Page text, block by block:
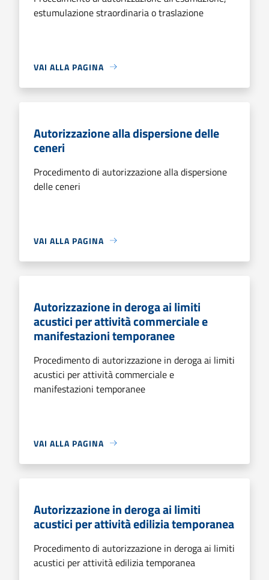
estumulazione straordinaria o traslazione
VAI ALLA PAGINA
Autorizzazione alla dispersione delle
ceneri
Procedimento di autorizzazione alla dispersione
delle ceneri
VAI ALLA PAGINA
Autorizzazione in deroga ai limiti
acustici per attività commerciale e
manifestazioni temporanee
Procedimento di autorizzazione in deroga ai limiti
acustici per attività commerciale e
manifestazioni temporanee
VAI ALLA PAGINA
Autorizzazione in deroga ai limiti
acustici per attività edilizia temporanea
Procedimento di autorizzazione in deroga ai limiti
acustici per attività edilizia temporanea